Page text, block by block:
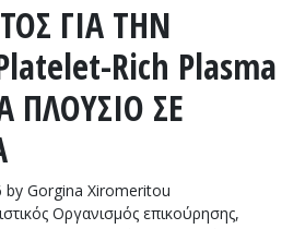
ΓΙΑ ΤΗΝ
Rich Plasma
ΠΛΟΥΣΙΟ ΣΕ
by Gorgina Xiromeritou
Οργανισμός επικούρησης,